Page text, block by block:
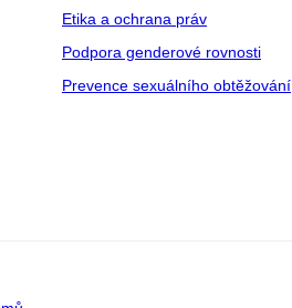
Etika a ochrana práv
Podpora genderové rovnosti
Prevence sexuálního obtěžování